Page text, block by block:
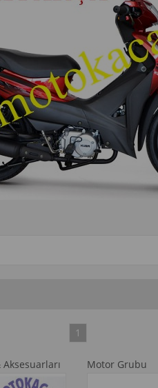
1
Motor Grubu